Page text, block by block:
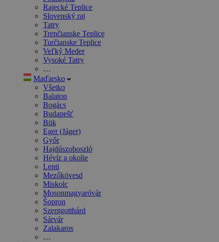
Rajecké Teplice
Slovenský raj
Tatry
Trenčianske Teplice
Turčianske Teplice
Veľký Meder
Vysoké Tatry
…
Maďarsko
Všetko
Balaton
Bogács
Budapešť
Bük
Eger (Jáger)
Győr
Hajdúszoboszló
Hévíz a okolie
Lenti
Mezőkövesd
Miskolc
Mosonmagyaróvár
Šopron
Szentgotthárd
Sárvár
Zalakaros
…